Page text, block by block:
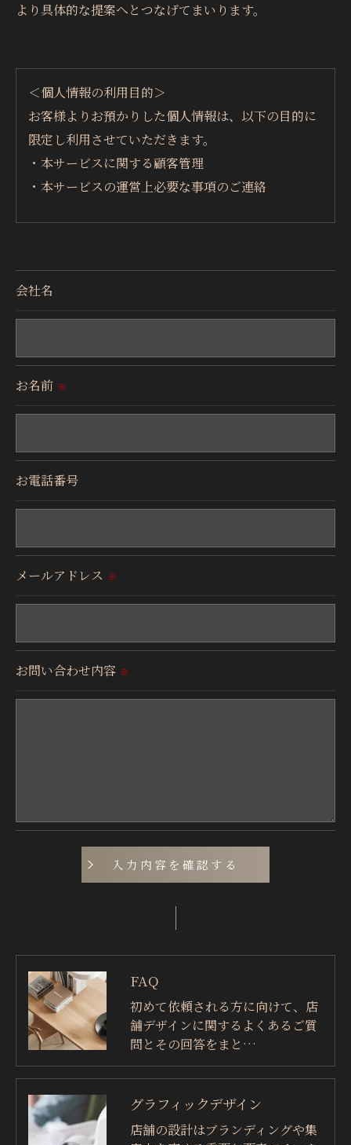
より具体的な提案へとつなげてまいります。
＜個人情報の利用目的＞
お客様よりお預かりした個人情報は、以下の目的に
限定し利用させていただきます。
・本サービスに関する顧客管理
・本サービスの運営上必要な事項のご連絡
られた場合を除き、
＜個人情報の委託について＞
＜個人情報を与えなかった場合に生じる結果＞
予めご了承ください。
ご本人である事を確認のうえ、対応させて頂きま
個人情報の開示･訂正･削除・利用停止の具体的手続
会社名
お名前 ※
お電話番号
メールアドレス ※
お問い合わせ内容 ※
FAQ
初めて依頼される方に向けて、店
舗デザインに関するよくあるご質
問とその回答をまと…
グラフィックデザイン
店舗の設計はブランディングや集